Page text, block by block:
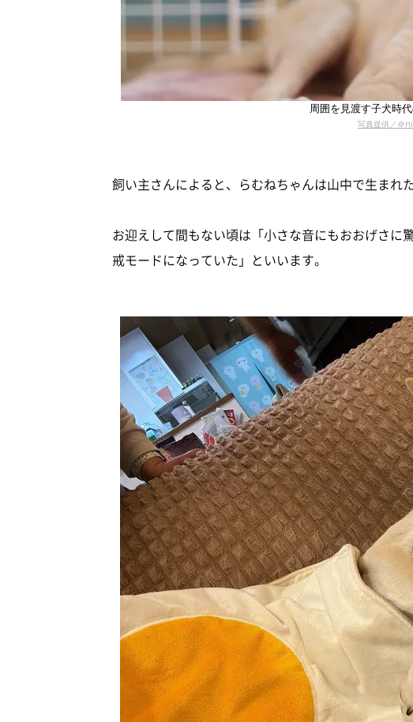
周囲を見渡す子犬時
写真提供／＠
飼い主さんによると、らむねちゃんは山中で生まれ
お迎えして間もない頃は「小さな音にもおおげさ
戒モードになっていた」といいます。